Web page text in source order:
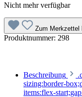
Nicht mehr verfügbar
Zum Merkzettel
Produktnummer: 298
Beschreibung
sizing:border-
items:flex-